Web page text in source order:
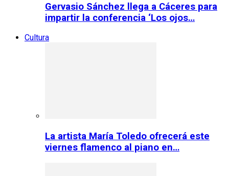
Gervasio Sánchez llega a Cáceres para
impartir la conferencia ‘Los ojos…
Cultura
La artista María Toledo ofrecerá este
viernes flamenco al piano en…